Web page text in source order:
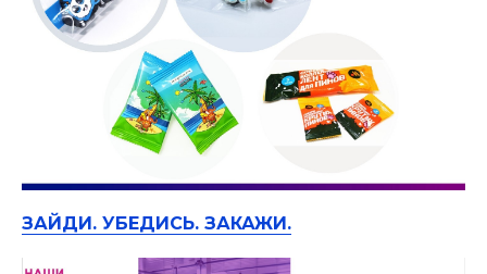
ЗАЙДИ. УБЕДИСЬ. ЗАКАЖИ.